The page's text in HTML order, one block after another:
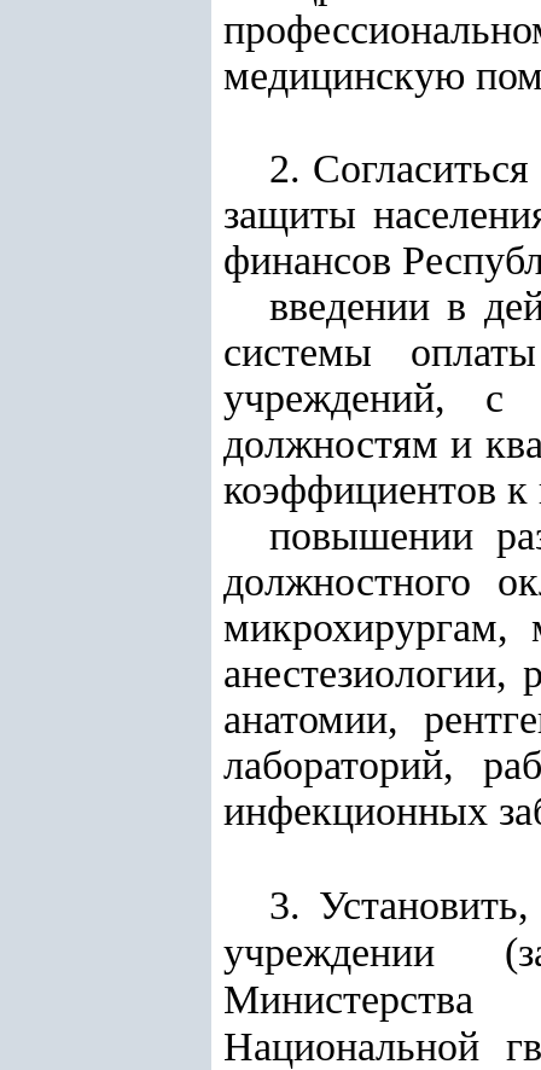
медицинскую
2.
защиты
финансов
введении в
системы
учреждений, с
должностям и
коэффициентов
повышении
должностного
микрохирургам,
анестезиологии,
анатомии,
лабораторий,
инфекционных
3.
учреждении
Национальной